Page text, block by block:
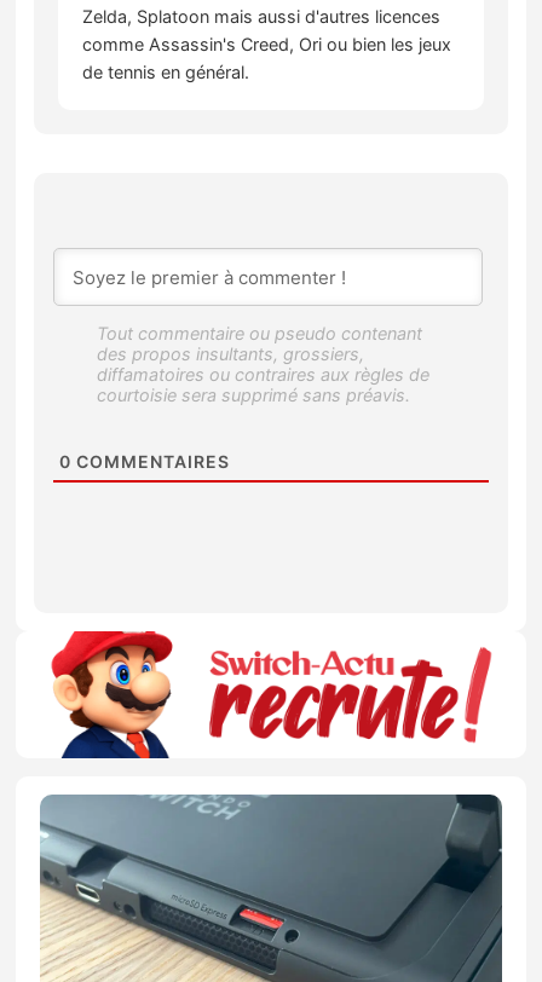
Zelda, Splatoon mais aussi d'autres licences
comme Assassin's Creed, Ori ou bien les jeux
de tennis en général.
0 COMMENTAIRES